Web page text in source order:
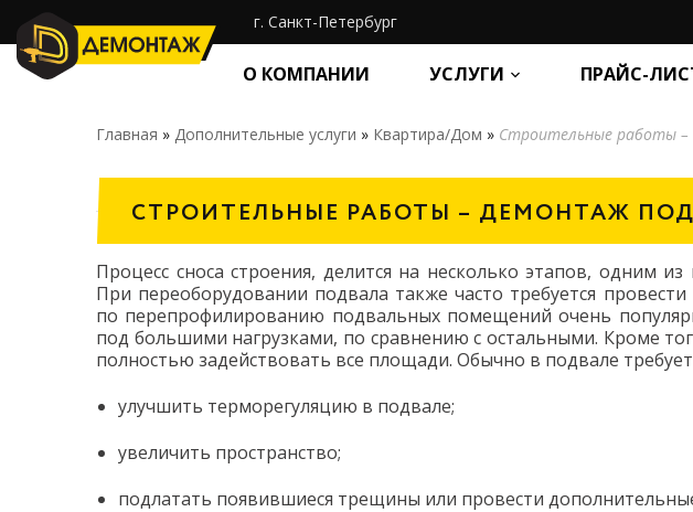
г. Санкт-Петербург
О КОМПАНИИ УСЛУГИ ПРАЙС-
Главная » Дополнительные услуги » Квартира/Дом » Строительные работы
СТРОИТЕЛЬНЫЕ РАБОТЫ – ДЕМОНТАЖ
Процесс сноса строения, делится на несколько этапов, одним
При переоборудовании подвала также часто требуется
по перепрофилированию подвальных помещений очень
под большими нагрузками, по сравнению с остальными. Кроме
полностью задействовать все площади. Обычно в подвале
улучшить терморегуляцию в подвале;
увеличить пространство;
подлатать появившиеся трещины или провести